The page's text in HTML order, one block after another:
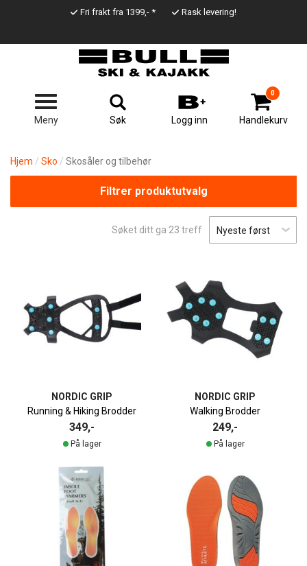
Line
Fri frakt fra 1399,- * Rask levering!
Meny Søk Logg inn Handlekurv
0
Hjem Sko Skosåler og tilbehør
Filtrer produktutvalg
Søket ditt ga 23 treff
NORDIC GRIP
Running & Hiking Brodder
349,-
På lager
NORDIC GRIP
Walking Brodder
249,-
På lager